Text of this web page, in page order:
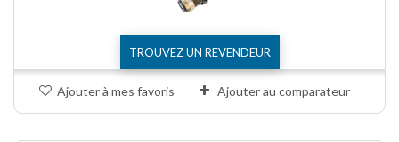
TROUVEZ UN REVENDEUR
Ajouter à mes favoris Ajouter au comparateur